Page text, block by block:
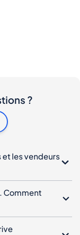
?
les vendeurs
Comment